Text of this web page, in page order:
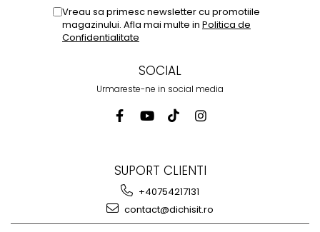
Vreau sa primesc newsletter cu promotiile
magazinului. Afla mai multe in Politica de
Confidentialitate
SOCIAL
Urmareste-ne in social media
SUPORT CLIENTI
+40754217131
contact@dichisit.ro